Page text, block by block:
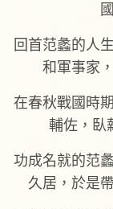
回首范蠡的人
和軍事家
在春秋戰國時
輔佐，臥
功成名就的范
久居，於是